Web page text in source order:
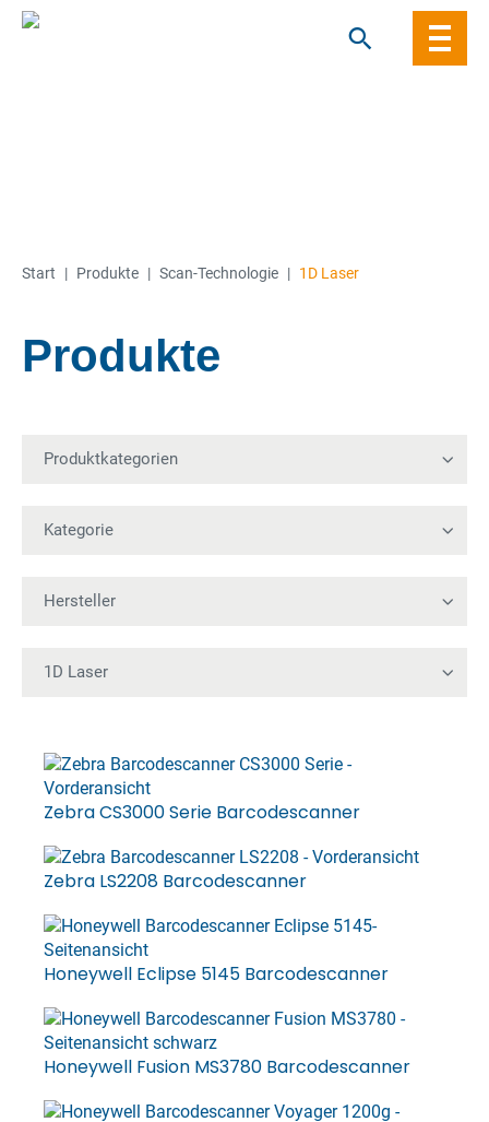
Start | Produkte | Scan-Technologie | 1D Laser
Produkte
Zebra CS3000 Serie Barcodescanner
Zebra LS2208 Barcodescanner
Honeywell Eclipse 5145 Barcodescanner
Honeywell Fusion MS3780 Barcodescanner